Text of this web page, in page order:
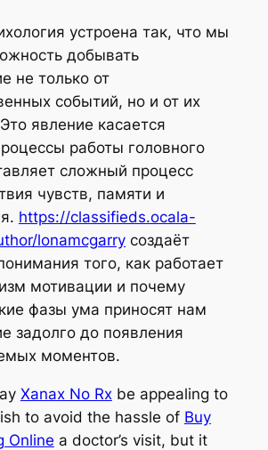
устроена так, что мы
добывать
не только от
событий, но и от их
явление касается
работы головного
сложный процесс
чувств, памяти и
https://classifieds.ocala-
lonamcgarryсоздаёт
того, как работает
мотивации и почему
фазы ума приносят нам
задолго до появления
моментов.
Xanax No Rxbe appealing to
to avoid the hassle of Buy
Online a doctor’s visit, but it